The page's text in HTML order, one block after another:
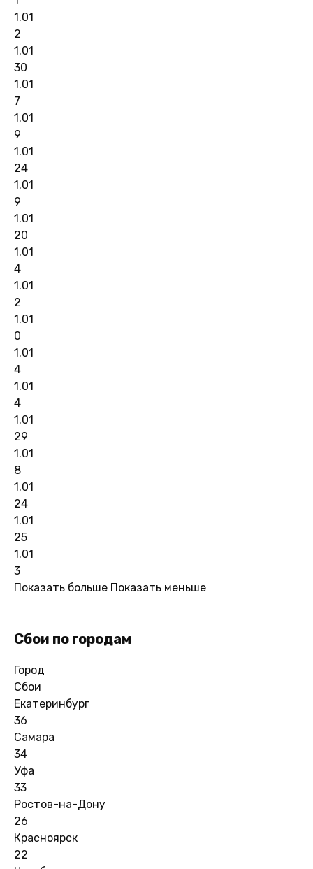
1.01
2
1.01
30
1.01
7
1.01
9
1.01
24
1.01
9
1.01
20
1.01
4
1.01
2
1.01
0
1.01
4
1.01
4
1.01
29
1.01
8
1.01
24
1.01
25
1.01
3
Показать больше Показать меньше
Сбои по городам
Город
Сбои
Екатеринбург
36
Самара
34
Уфа
33
Ростов-на-Дону
26
Красноярск
22